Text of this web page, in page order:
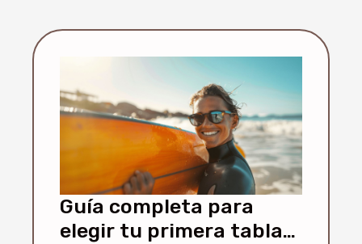
Guía completa para
elegir tu primera tabla